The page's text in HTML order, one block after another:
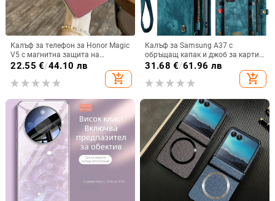
Калъф за телефон за Honor Magic
V5 с магнитна защита на
централната ос, пълна защита на
електроплатиране, защита срещу
22.55 €/44.10 лв
add_shopping_cart
Калъф за Samsung A37 с
обръщащ капак и джоб за карти,
защита от падане, A16 джоб за
магнитно затваряне
31.68 €/61.96 лв
add_shopping_cart